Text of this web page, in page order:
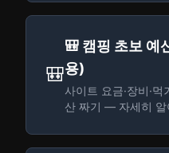
🎒
🎒 캠핑 초보 예
용)
사이트 요금·장비·
산 짜기 — 자세히 알